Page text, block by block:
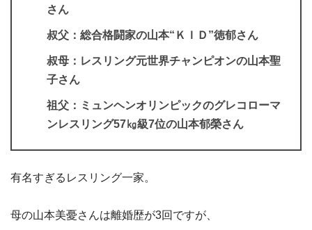
さん
叔父：総合格闘家の山本“ＫＩＤ”徳郁さん
叔母：レスリング元世界チャンピオンの山本聖
子さん
祖父：ミュンヘンオリンピックのグレコローマ
ンレスリング57㎏級7位の山本郁榮さん
有名すぎるレスリング一家。
母の山本美憂さんは離婚歴が3回ですが、